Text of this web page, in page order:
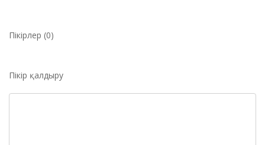
Пікірлер (0)
Пікір қалдыру